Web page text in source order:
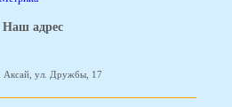
Наш адрес
Аксай, ул. Дружбы, 17